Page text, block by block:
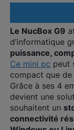
Le NucBox G9
d’informatique
puissance,
Ce mini pc peut
compact que
Grâce à ses 4
devient une
souhaitent un
connectivité